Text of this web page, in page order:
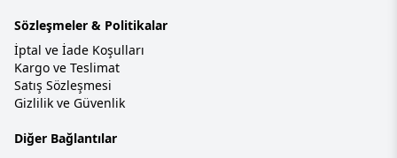
Sözleşmeler & Politikalar
İptal ve İade Koşulları
Kargo ve Teslimat
Satış Sözleşmesi
Gizlilik ve Güvenlik
Diğer Bağlantılar